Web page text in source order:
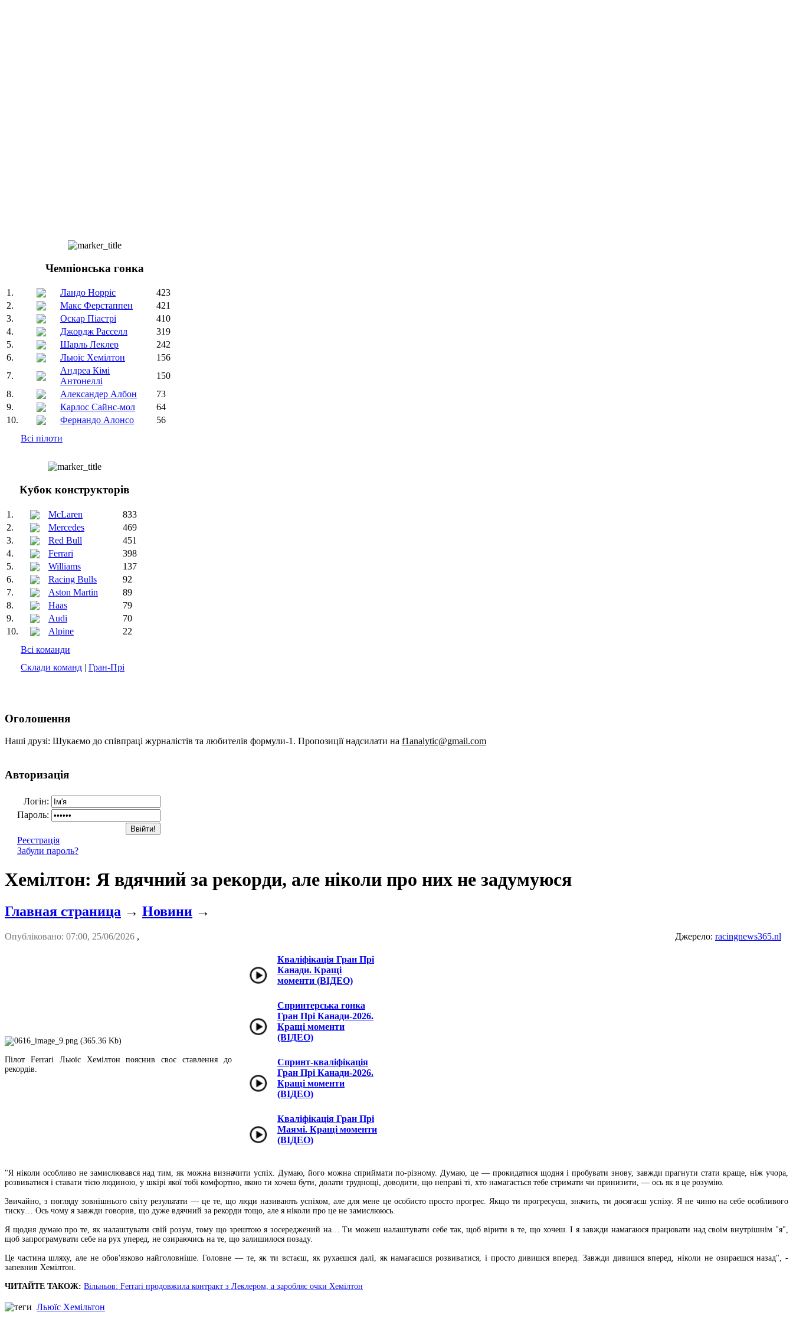
Чемпіонська гонка
1. Ландо Норріс
423
2.
Макс Ферстаппен
421
3.
Оскар Піастрі
410
4.
Джордж Расселл
319
5.
Шарль Леклер
242
6.
Льюїс Хемілтон
156
7.
Андреа Кімі
Антонеллі
150
8.
Александер Албон
73
9.
Карлос Сайнс-мол
64
10.
Фернандо Алонсо
56
Всі пілоти
Кубок конструкторів
1. McLaren
833
2.
Mercedes
469
3.
Red Bull
451
4.
Ferrari
398
5.
Williams
137
6.
Racing Bulls
92
7.
Aston Martin
89
8.
Haas
79
9.
Audi
70
10.
Alpine
22
Всі команди
Склади команд | Гран-Прі
Оголошення
Наші друзі: Шукаємо до співпраці журналістів та любителів формули-1. Пропозиції надсилати на f1analytic@gmail.com
Авторизація
Логін:
Пароль:
Реєстрація
Забули пароль?
Хемілтон: Я вдячний за рекорди, але ніколи про них не задумуюся
Главная страница → Новини →
Опубліковано: 07:00, 25/06/2026 , Джерело: racingnews365.nl
Пілот Ferrari Льюїс Хемілтон пояснив своє ставлення до
рекордів.
Кваліфікація Гран Прі
Канади. Кращі
моменти (ВІДЕО)
Спринтерська гонка
Гран Прі Канади-2026.
Кращі моменти
(ВІДЕО)
Спринт-кваліфікація
Гран Прі Канади-2026.
Кращі моменти
(ВІДЕО)
Кваліфікація Гран Прі
Маямі. Кращі моменти
(ВІДЕО)
"Я ніколи особливо не замислювався над тим, як можна визначити успіх. Думаю, його можна сприймати по-різному. Думаю, це — прокидатися щодня і пробувати знову, завжди прагнути стати краще, ніж учора,
розвиватися і ставати тією людиною, у шкірі якої тобі комфортно, якою ти хочеш бути, долати труднощі, доводити, що неправі ті, хто намагається тебе стримати чи принизити, — ось як я це розумію.
Звичайно, з погляду зовнішнього світу результати — це те, що люди називають успіхом, але для мене це особисто просто прогрес. Якщо ти прогресуєш, значить, ти досягаєш успіху. Я не чиню на себе особливого
тиску… Ось чому я завжди говорив, що дуже вдячний за рекорди тощо, але я ніколи про це не замислююсь.
Я щодня думаю про те, як налаштувати свій розум, тому що зрештою я зосереджений на… Ти можеш налаштувати себе так, щоб вірити в те, що хочеш. І я завжди намагаюся працювати над своїм внутрішнім "я",
щоб запрограмувати себе на рух уперед, не озираючись на те, що залишилося позаду.
Це частина шляху, але не обов'язково найголовніше. Головне — те, як ти встаєш, як рухаєшся далі, як намагаєшся розвиватися, і просто дивишся вперед. Завжди дивишся вперед, ніколи не озираєшся назад", -
запевнив Хемілтон.
ЧИТАЙТЕ ТАКОЖ: Вільньов: Ferrari продовжила контракт з Леклером, а заробляє очки Хемілтон
Льюїс Хемільтон